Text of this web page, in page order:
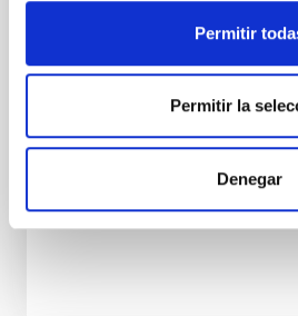
Permitir
Permitir la
Denegar
Tecnología y la Innovación), fuera
mecánica del proyecto sistema
Advertised on
07/17/2026
Application deadline
08/07/
Open